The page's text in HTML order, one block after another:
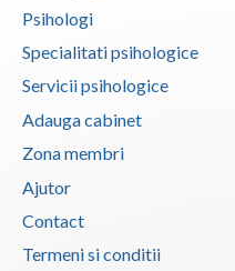
Psihologi
Specialitati psihologice
Servicii psihologice
Adauga cabinet
Zona membri
Ajutor
Contact
Termeni si conditii